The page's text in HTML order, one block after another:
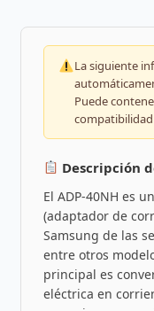
La siguiente
Puede
Descripción
El ADP-40NH es
(adaptador de
Samsung de las
entre otros
principal es
eléctrica en